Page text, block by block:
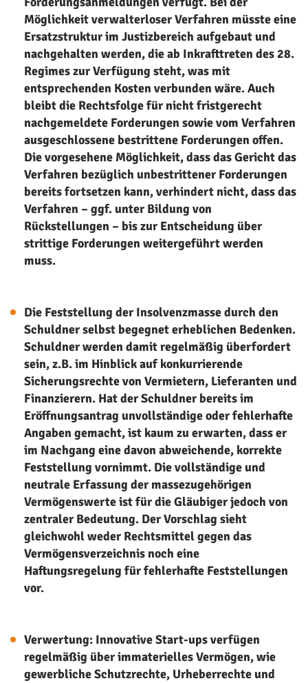
Möglichkeit verwalterloser Verfahren müsste eine
Ersatzstruktur im Justizbereich aufgebaut und
nachgehalten werden, die ab Inkrafttreten des 28.
Regimes zur Verfügung steht, was mit
entsprechenden Kosten verbunden wäre. Auch
bleibt die Rechtsfolge für nicht fristgerecht
nachgemeldete Forderungen sowie vom Verfahren
ausgeschlossene bestrittene Forderungen offen.
Die vorgesehene Möglichkeit, dass das Gericht das
Verfahren bezüglich unbestrittener Forderungen
bereits fortsetzen kann, verhindert nicht, dass das
Verfahren – ggf. unter Bildung von
Rückstellungen – bis zur Entscheidung über
strittige Forderungen weitergeführt werden
muss.
Die Feststellung der Insolvenzmasse durch den
Schuldner selbst begegnet erheblichen Bedenken.
Schuldner werden damit regelmäßig überfordert
sein, z.B. im Hinblick auf konkurrierende
Sicherungsrechte von Vermietern, Lieferanten und
Finanzierern. Hat der Schuldner bereits im
Eröffnungsantrag unvollständige oder fehlerhafte
Angaben gemacht, ist kaum zu erwarten, dass er
im Nachgang eine davon abweichende, korrekte
Feststellung vornimmt. Die vollständige und
neutrale Erfassung der massezugehörigen
Vermögenswerte ist für die Gläubiger jedoch von
zentraler Bedeutung. Der Vorschlag sieht
gleichwohl weder Rechtsmittel gegen das
Vermögensverzeichnis noch eine
Haftungsregelung für fehlerhafte Feststellungen
vor.
Verwertung: Innovative Start-ups verfügen
regelmäßig über immaterielles Vermögen, wie
gewerbliche Schutzrechte, Urheberrechte und